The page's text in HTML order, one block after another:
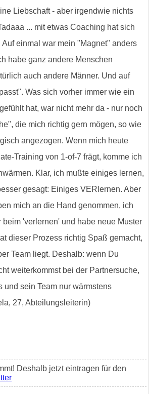
Liebschaft - aber irgendwie nichts
... mit etwas Coaching hat sich
einmal war mein "Magnet" anders
habe ganz andere Menschen
auch andere Männer. Und auf
Was sich vorher immer wie ein
hat, war nicht mehr da - nur noch
die mich richtig gern mögen, so wie
angezogen. Wenn mich heute
Training von 1-of-7 frägt, komme ich
Klar, ich mußte einiges lernen,
gesagt: Einiges VERlernen. Aber
mich an die Hand genommen, ich
beim 'verlernen' und habe neue Muster
dieser Prozess richtig Spaß gemacht,
Team liegt. Deshalb: wenn Du
weiterkommst bei der Partnersuche,
und sein Team nur wärmstens
27, Abteilungsleiterin)
Deshalb jetzt eintragen für den